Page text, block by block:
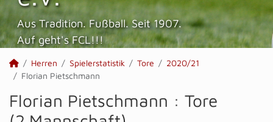
Aus Tradition. Fußball. Seit 1907.
Auf geht's FCL!!!
Herren Spielerstatistik Tore
2020/21
Florian Pietschmann
Florian Pietschmann : Tore